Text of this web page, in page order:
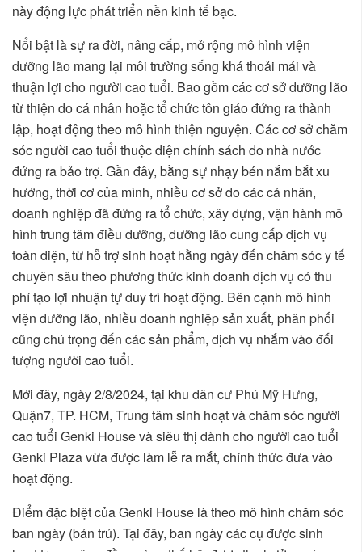
này động lực phát triển nền kinh tế bạc.
Nổi bật là sự ra đời, nâng cấp, mở rộng mô hình viện
dưỡng lão mang lại môi trường sống khá thoải mái và
thuận lợi cho người cao tuổi. Bao gồm các cơ sở dưỡng lão
từ thiện do cá nhân hoặc tổ chức tôn giáo đứng ra thành
lập, hoạt động theo mô hình thiện nguyện. Các cơ sở chăm
sóc người cao tuổi thuộc diện chính sách do nhà nước
đứng ra bảo trợ. Gần đây, bằng sự nhạy bén nắm bắt xu
hướng, thời cơ của mình, nhiều cơ sở do các cá nhân,
doanh nghiệp đã đứng ra tổ chức, xây dựng, vận hành mô
hình trung tâm điều dưỡng, dưỡng lão cung cấp dịch vụ
toàn diện, từ hỗ trợ sinh hoạt hằng ngày đến chăm sóc y tế
chuyên sâu theo phương thức kinh doanh dịch vụ có thu
phí tạo lợi nhuận tự duy trì hoạt động. Bên cạnh mô hình
viện dưỡng lão, nhiều doanh nghiệp sản xuất, phân phối
cũng chú trọng đến các sản phẩm, dịch vụ nhắm vào đối
tượng người cao tuổi.
Mới đây, ngày 2/8/2024, tại khu dân cư Phú Mỹ Hưng,
Quận7, TP. HCM, Trung tâm sinh hoạt và chăm sóc người
cao tuổi Genki House và siêu thị dành cho người cao tuổi
Genki Plaza vừa được làm lễ ra mắt, chính thức đưa vào
hoạt động.
Điểm đặc biệt của Genki House là theo mô hình chăm sóc
ban ngày (bán trú). Tại đây, ban ngày các cụ được sinh